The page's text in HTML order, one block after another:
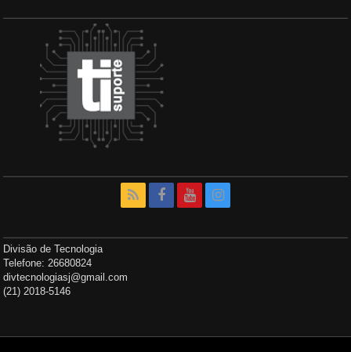
Divisão de Tecnologia
Telefone: 26680824
divtecnologiasj@gmail.com
(21) 2018-5146